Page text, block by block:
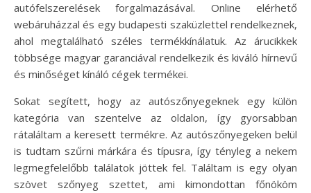
autófelszerelések forgalmazásával. Online elérhető
webáruházzal és egy budapesti szaküzlettel rendelkeznek,
ahol megtalálható széles termékkínálatuk. Az árucikkek
többsége magyar garanciával rendelkezik és kiváló hírnevű
és minőséget kínáló cégek termékei.
Sokat segített, hogy az autószőnyegeknek egy külön
kategória van szentelve az oldalon, így gyorsabban
rátaláltam a keresett termékre. Az autószőnyegeken belül
is tudtam szűrni márkára és típusra, így tényleg a nekem
legmegfelelőbb találatok jöttek fel. Találtam is egy olyan
szövet szőnyeg szettet, ami kimondottan főnököm